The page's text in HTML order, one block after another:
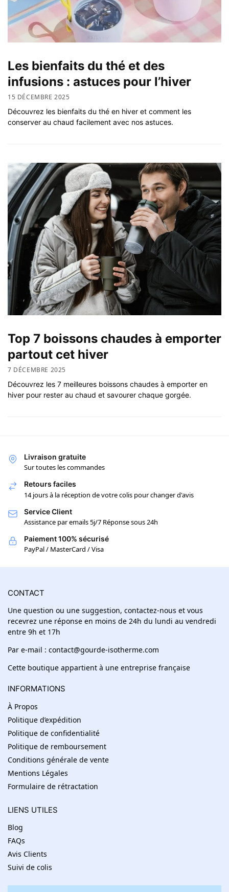
Les bienfaits du thé et des
infusions : astuces pour l’hiver
15 DÉCEMBRE 2025
Découvrez les bienfaits du thé en hiver et comment les
conserver au chaud facilement avec nos astuces.
Top 7 boissons chaudes à emporter
partout cet hiver
7 DÉCEMBRE 2025
Découvrez les 7 meilleures boissons chaudes à emporter en
hiver pour rester au chaud et savourer chaque gorgée.
Livraison gratuite
Sur toutes les commandes
Retours faciles
14 jours à la réception de votre colis pour changer d'avis
Service Client
Assistance par emails 5j/7 Réponse sous 24h
Paiement 100% sécurisé
PayPal / MasterCard / Visa
CONTACT
Une question ou une suggestion, contactez-nous et vous
recevrez une réponse en moins de 24h du lundi au vendredi
entre 9h et 17h
Par e-mail : contact@gourde-isotherme.com
Cette boutique appartient à une entreprise française
INFORMATIONS
À Propos
Politique d’expédition
Politique de confidentialité
Politique de remboursement
Conditions générale de vente
Mentions Légales
Formulaire de rétractation
LIENS UTILES
Blog
FAQs
Avis Clients
Suivi de colis